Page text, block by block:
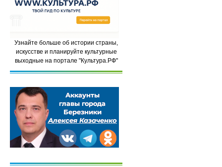
Узнайте больше об истории страны,
искусстве и планируйте культурные
выходные на портале "Культура.РФ"